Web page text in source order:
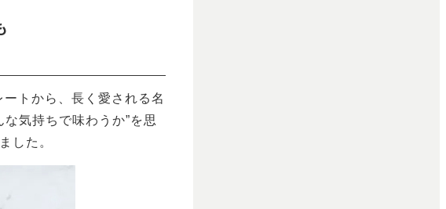
トから、長く愛される名
気持ちで味わうか”を思
した。